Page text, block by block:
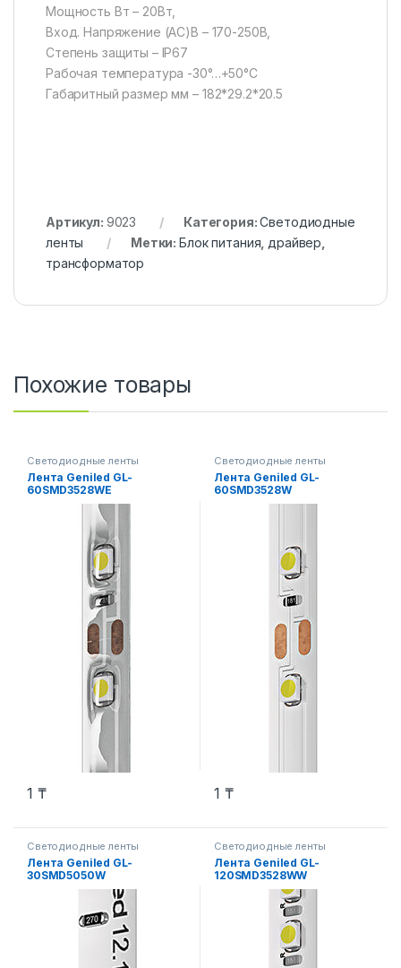
Мощность Вт – 20Вт,
Вход. Напряжение (АС)В – 170-250В,
Степень защиты – IP67
Рабочая температура -30°…+50°С
Габаритный размер мм – 182*29.2*20.5
Артикул: 9023 Категория:Светодиодные
ленты
Метки:Блок питания драйвер
трансформатор
Похожие товары
Светодиодные ленты
Лента Geniled GL-
60SMD3528WE
1 ₸
Светодиодные ленты
Лента Geniled GL-
60SMD3528W
1 ₸
Светодиодные ленты
Лента Geniled GL-
30SMD5050W
Светодиодные ленты
Лента Geniled GL-
120SMD3528WW